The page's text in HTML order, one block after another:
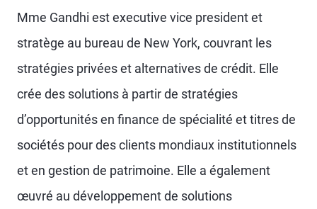
Mme Gandhi est executive vice president et
stratège au bureau de New York, couvrant les
stratégies privées et alternatives de crédit. Elle
crée des solutions à partir de stratégies
d’opportunités en finance de spécialité et titres de
sociétés pour des clients mondiaux institutionnels
et en gestion de patrimoine. Elle a également
œuvré au développement de solutions